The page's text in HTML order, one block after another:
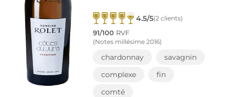
4.5/5(2 clients)
91/100 RVF
(Notes millésime 2016)
chardonnay
savagnin
complexe
fin
comté